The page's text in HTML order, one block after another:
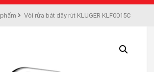
Vòi rửa bát dây rút KLUGER KLF0015C